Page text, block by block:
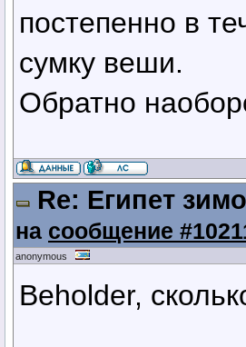
постепенно в
сумку веши.
Обратно
Re: Египет
на сообщение
anonymous
Beholder,